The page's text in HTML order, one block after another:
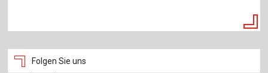
Folgen Sie uns